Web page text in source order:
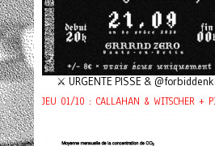
⚔️ URGENTE PISSE &
JEU 01/10 : CALLAHAN & WITSCHER +